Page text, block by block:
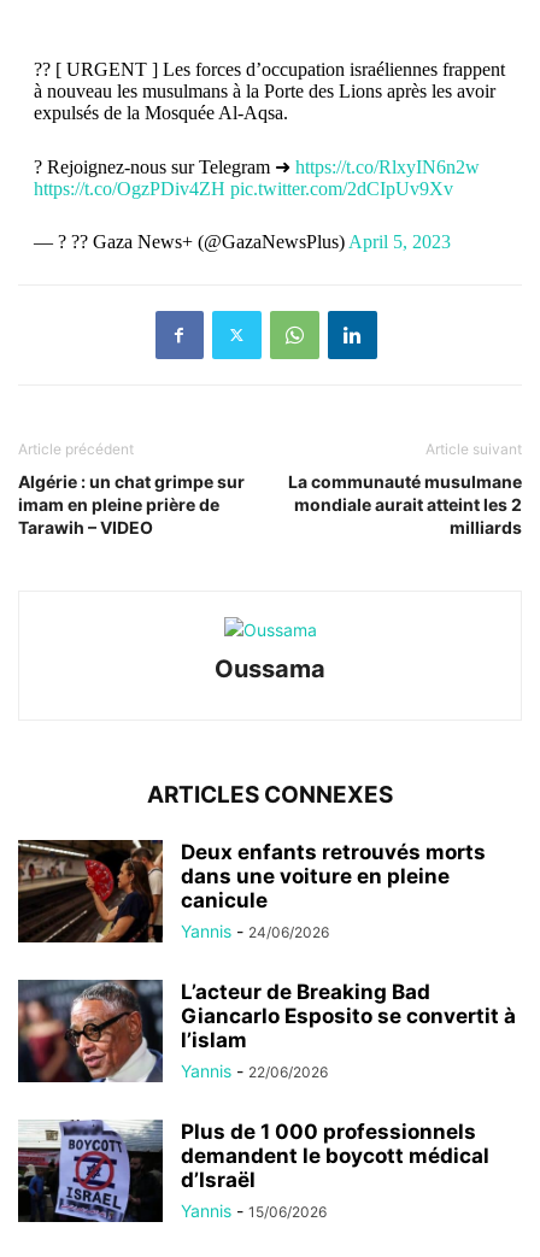
?? [ URGENT ] Les forces d’occupation israéliennes frappent
à nouveau les musulmans à la Porte des Lions après les avoir
expulsés de la Mosquée Al-Aqsa.
? Rejoignez-nous sur Telegram ➜ https://t.co/RlxyIN6n2w
https://t.co/OgzPDiv4ZH pic.twitter.com/2dCIpUv9Xv
— ? ?? Gaza News+ (@GazaNewsPlus) April 5, 2023
Article précédent
Algérie : un chat grimpe sur
imam en pleine prière de
Tarawih – VIDEO
Article suivant
La communauté musulmane
mondiale aurait atteint les 2
milliards
Oussama
ARTICLES CONNEXES
Deux enfants retrouvés morts
dans une voiture en pleine
canicule
Yannis - 24/06/2026
L’acteur de Breaking Bad
Giancarlo Esposito se convertit à
l’islam
Yannis - 22/06/2026
Plus de 1 000 professionnels
demandent le boycott médical
d’Israël
Yannis - 15/06/2026